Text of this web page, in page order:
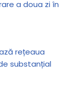
a doua zi în
rețeaua
substanțial